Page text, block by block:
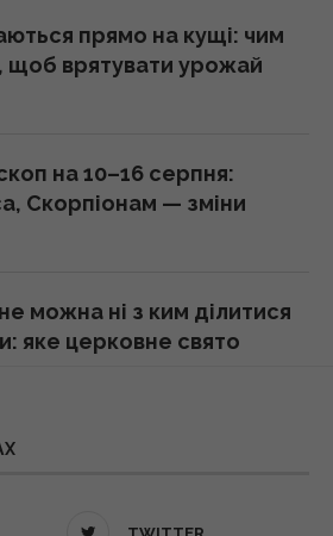
прямо на кущі: чим
щоб врятувати урожай
на 10–16 серпня:
Скорпіонам — зміни
можна ні з ким ділитися
яке церковне свято
для чотирьох знаків